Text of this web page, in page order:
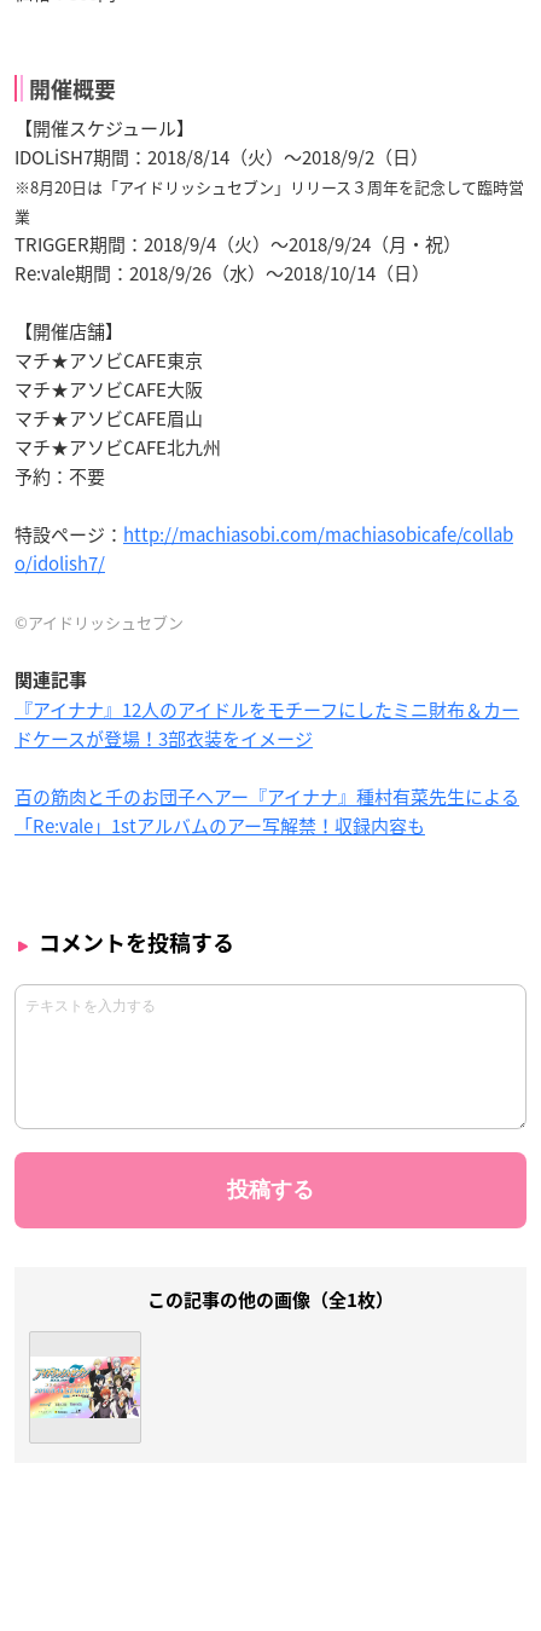
開催概要
【開催スケジュール】
IDOLiSH7期間：2018/8/14（火）〜2018/9/2（日）
※8月20日は「アイドリッシュセブン」リリース３周年を記念して臨時営
業
TRIGGER期間：2018/9/4（火）〜2018/9/24（月・祝）
Re:vale期間：2018/9/26（水）〜2018/10/14（日）
【開催店舗】
マチ★アソビCAFE東京
マチ★アソビCAFE大阪
マチ★アソビCAFE眉山
マチ★アソビCAFE北九州
予約：不要
特設ページ： http://machiasobi.com/machiasobicafe/collab
o/idolish7/
©アイドリッシュセブン
関連記事
『アイナナ』12人のアイドルをモチーフにしたミニ財布＆カー
ドケースが登場！3部衣装をイメージ
百の筋肉と千のお団子ヘアー『アイナナ』種村有菜先生による
「Re:vale」1stアルバムのアー写解禁！収録内容も
コメントを投稿する
この記事の他の画像（全1枚）